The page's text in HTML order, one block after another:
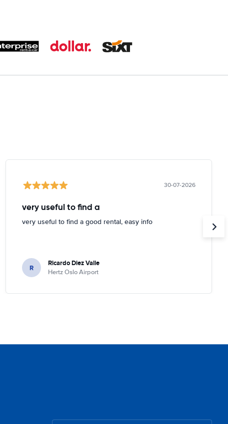
30-07-2026
very useful to find a
very useful to find a good rental, easy info
R Ricardo Diez Valle
Hertz Oslo Airport